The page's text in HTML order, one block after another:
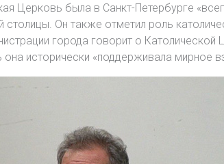
Церковь была в Санкт-Петербурге
столицы. Он также отметил роль
города говорит о
исторически «поддерживала мирное